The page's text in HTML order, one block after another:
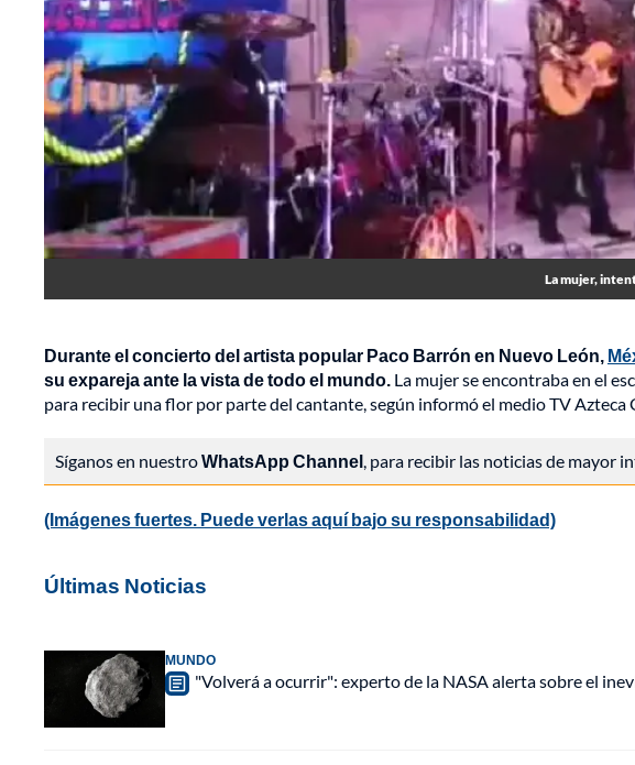
La mujer,
Durante el concierto del artista popular Paco Barrón en Nuevo León,
su expareja ante la vista de todo el mundo. La mujer se encontraba en el
para recibir una flor por parte del cantante, según informó el medio TV Azteca
Síganos en nuestroWhatsApp Channel, para recibir las noticias de mayor
(Imágenes fuertes. Puede verlas aquí bajo su responsabilidad)
Últimas Noticias
MUNDO
"Volverá a ocurrir": experto de la NASA alerta sobre el